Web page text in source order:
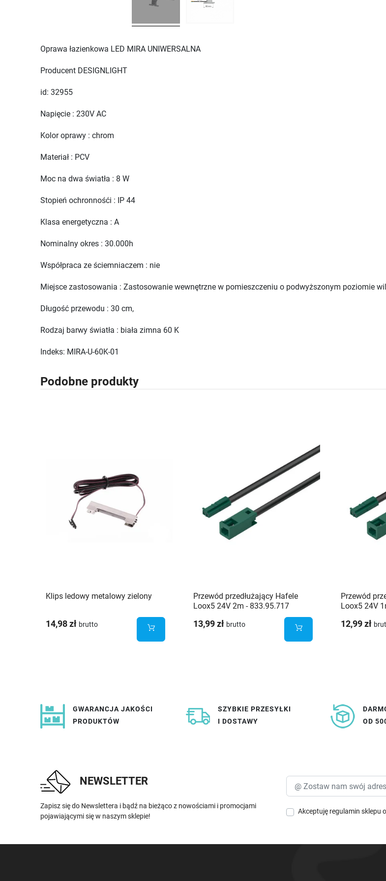
Oprawa łazienkowa LED MIRA UNIWERSALNA
Producent DESIGNLIGHT
id: 32955
Napięcie : 230V AC
Kolor oprawy : chrom
Materiał : PCV
Moc na dwa światła : 8 W
Stopień ochronnośći : IP 44
Klasa energetyczna : A
Nominalny okres : 30.000h
Współpraca ze ściemniaczem : nie
Miejsce zastosowania : Zastosowanie wewnętrzne w pomieszczeniu o podwyższonym poziomie
Długość przewodu : 30 cm,
Rodzaj barwy światła : biała zimna 60 K
Indeks: MIRA-U-60K-01
Podobne produkty
Klips ledowy metalowy zielony
14,98 zł brutto
Przewód przedłużający Hafele
Loox5 24V 2m - 833.95.717
13,99 zł brutto
Przewód
Loox5 24V
12,99 zł
GWARANCJA JAKOŚCI
PRODUKTÓW
SZYBKIE PRZESYŁKI
I DOSTAWY
OD
NEWSLETTER
Zapisz się do Newslettera i bądź na bieżąco z nowościami i promocjami
pojawiającymi się w naszym sklepie!
Akceptuję regulamin sklepu